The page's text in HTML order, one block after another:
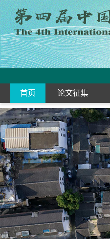
首页 论文征集